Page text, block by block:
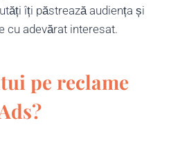
îți păstrează audiența și
cu adevărat interesat.
pe reclame